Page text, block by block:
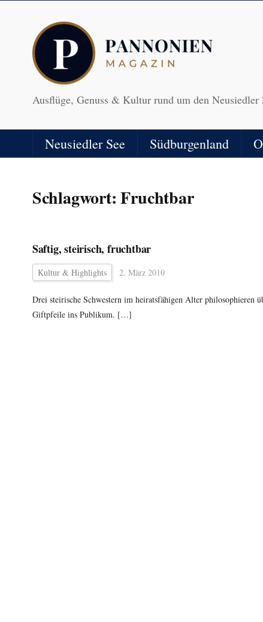
Ausflüge, Genuss & Kultur rund um den Neusiedler
Neusiedler See Südburgenland
Schlagwort:Fruchtbar
Saftig, steirisch, fruchtbar
Kultur & Highlights 2. März 2010
Drei steirische Schwestern im heiratsfähigen Alter philosophieren
Giftpfeile ins Publikum. […]